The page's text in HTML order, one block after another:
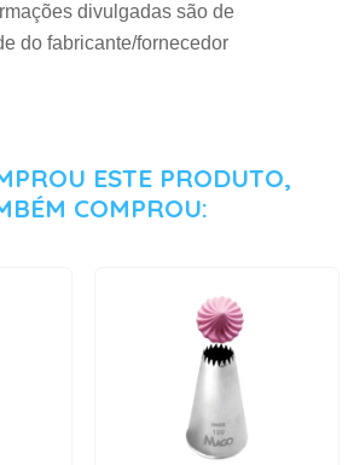
divulgadas são de
do fabricante/fornecedor
ESTE PRODUTO,
COMPROU: